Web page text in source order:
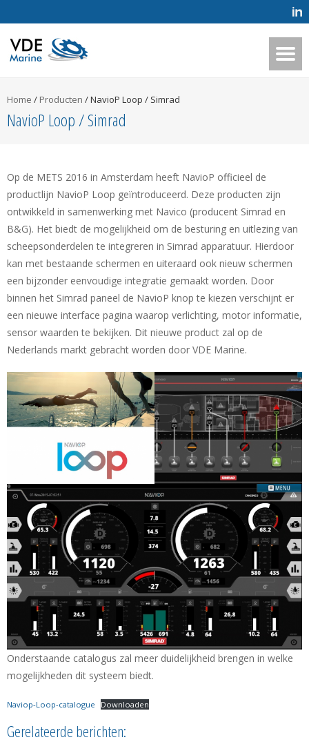
Home / Producten /NavioP Loop / Simrad
NavioP Loop / Simrad
Op de METS 2016 in Amsterdam heeft NavioP officieel de
productlijn NavioP Loop geïntroduceerd. Deze producten zijn
ontwikkeld in samenwerking met Navico (producent Simrad en
B&G). Het biedt de mogelijkheid om de besturing en uitlezing van
scheepsonderdelen te integreren in Simrad apparatuur. Hierdoor
kan met bestaande schermen en uiteraard ook nieuw schermen
een bijzonder eenvoudige integratie gemaakt worden. Door
binnen het Simrad paneel de NavioP knop te kiezen verschijnt er
een nieuwe interface pagina waarop verlichting, motor informatie,
sensor waarden te bekijken. Dit nieuwe product zal op de
Nederlands markt gebracht worden door VDE Marine.
Onderstaande catalogus zal meer duidelijkheid brengen in welke
mogelijkheden dit systeem biedt.
Naviop-Loop-catalogue Downloaden
Gerelateerde berichten: